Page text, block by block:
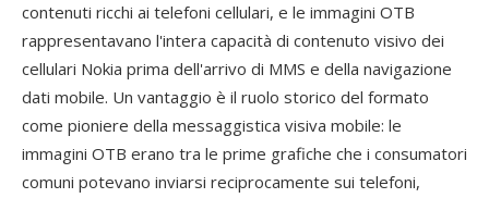
contenuti ricchi ai telefoni cellulari, e le immagini OTB
rappresentavano l'intera capacità di contenuto visivo dei
cellulari Nokia prima dell'arrivo di MMS e della navigazione
dati mobile. Un vantaggio è il ruolo storico del formato
come pioniere della messaggistica visiva mobile: le
immagini OTB erano tra le prime grafiche che i consumatori
comuni potevano inviarsi reciprocamente sui telefoni,